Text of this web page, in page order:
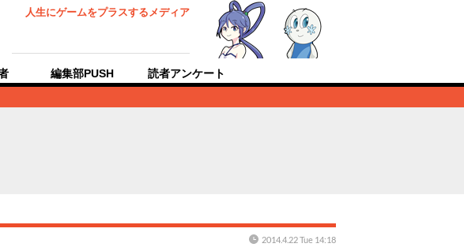
人生にゲームをプラスするメディア
編集部PUSH 読者アンケート
2014.4.22 Tue 14:18